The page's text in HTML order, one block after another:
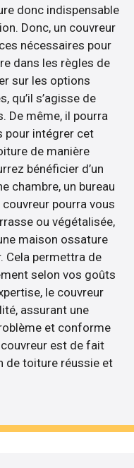
donc indispensable
Donc, un couvreur
nécessaires pour
dans les règles de
sur les options
qu’il s’agisse de
De même, il pourra
pour intégrer cet
de manière
bénéficier d’un
chambre, un bureau
couvreur pourra vous
ou végétalisée,
maison ossature
Cela permettra de
selon vos goûts
le couvreur
assurant une
et conforme
est de fait
de toiture réussie et